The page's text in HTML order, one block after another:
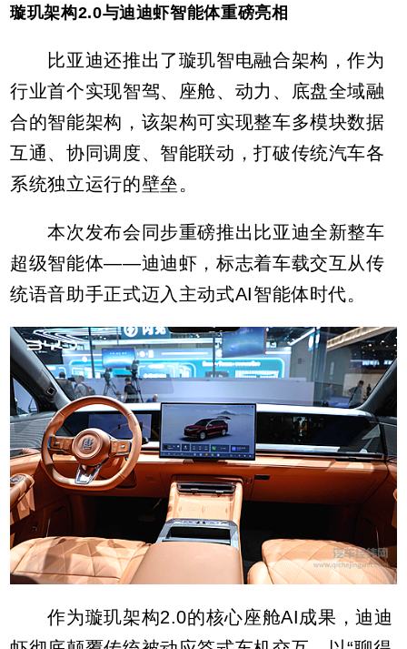
璇玑架构2.0与迪迪虾智能体重磅亮相
比亚迪还推出了璇玑智电融合架构，作为
行业首个实现智驾、座舱、动力、底盘全域融
合的智能架构，该架构可实现整车多模块数据
互通、协同调度、智能联动，打破传统汽车各
系统独立运行的壁垒。
本次发布会同步重磅推出比亚迪全新整车
超级智能体——迪迪虾，标志着车载交互从传
统语音助手正式迈入主动式AI智能体时代。
作为璇玑架构2.0的核心座舱AI成果，迪迪